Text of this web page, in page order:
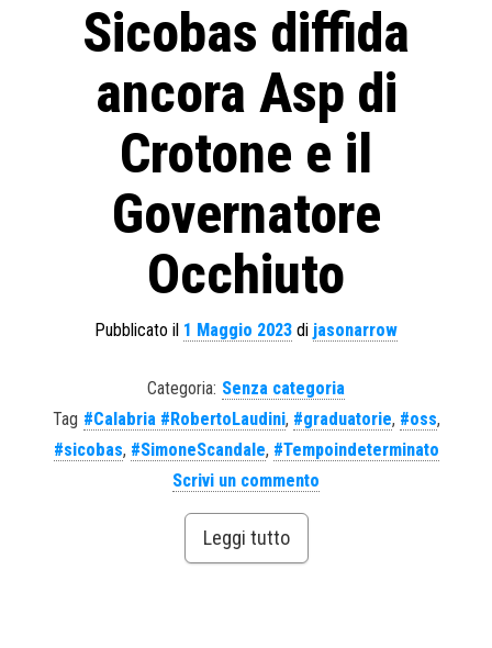
Sicobas diffida
ancora Asp di
Crotone e il
Governatore
Occhiuto
Pubblicato il 1 Maggio 2023 di jasonarrow
Categoria: Senza categoria
Tag #Calabria #RobertoLaudini, #graduatorie, #oss,
#sicobas, #SimoneScandale, #Tempoindeterminato
Scrivi un commento
Leggi tutto